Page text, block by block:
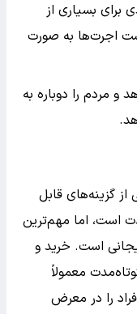
بسیاری از
اجرت‌ها به صورت
و مردم را دوباره به
گزینه‌های قابل
است، اما مهم‌ترین
است. خرید و
معمولاً
را در معرض